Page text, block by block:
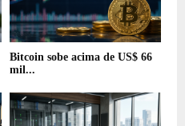
Bitcoin sobe acima de US$ 66
mil...